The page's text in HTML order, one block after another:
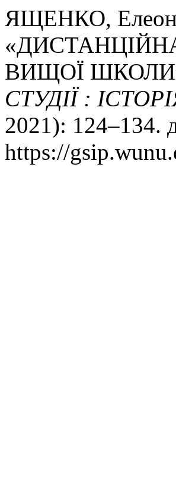
ЯЩЕНКО,
ВИЩОЇ
СТУДІЇ :
2021): 124–134.
https://